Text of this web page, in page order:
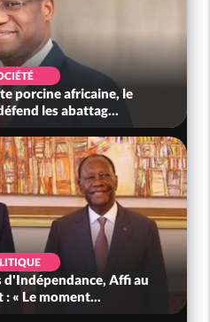
porcine africaine, le
les abattag...
d'Indépendance, Affi au
: « Le moment...